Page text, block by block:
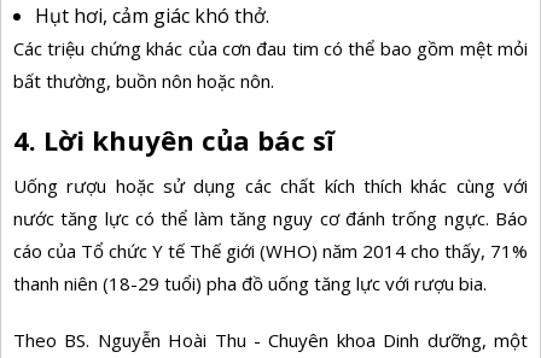
Hụt hơi, cảm giác khó thở.
Các triệu chứng khác của cơn đau tim có thể bao gồm mệt mỏi
bất thường, buồn nôn hoặc nôn.
4. Lời khuyên của bác sĩ
Uống rượu hoặc sử dụng các chất kích thích khác cùng với
nước tăng lực có thể làm tăng nguy cơ đánh trống ngực. Báo
cáo của Tổ chức Y tế Thế giới (WHO) năm 2014 cho thấy, 71%
thanh niên (18-29 tuổi) pha đồ uống tăng lực với rượu bia.
Theo BS. Nguyễn Hoài Thu - Chuyên khoa Dinh dưỡng, một